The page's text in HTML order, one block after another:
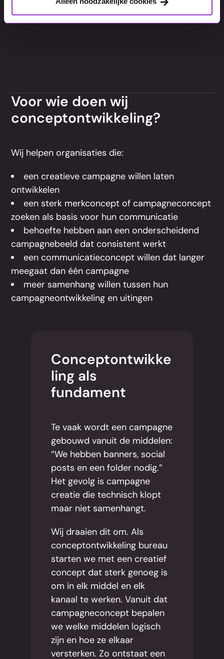
Voor wie doen wij
conceptontwikkeling?
Wij helpen organisaties die:
een creatieve campagne willen laten
ontwikkelen
een sterk merkconcept of campagneconcept
zoeken als basis voor hun communicatie
behoefte hebben aan een onderscheidend
campagnebeeld dat consistent werkt
een communicatieconcept willen dat langer
meegaat dan één campagne
meer samenhang willen tussen hun
campagneontwikkeling en uitingen
Conceptontwikke
ling als
fundament
Te vaak wordt een campagne
gebouwd vanuit de middelen:
“We hebben banners, social
posts en een folder nodig.”
Het gevolg is campagne
creatie die technisch klopt
maar niet samenhangt.
Wij draaien dit om. Als
conceptontwikkeling bureau
starten we met een creatief
concept dat sterk genoeg is
om in elk middel en elk
kanaal te werken. Vanuit dat
campagneconcept bepalen
we welke middelen logisch
zijn en hoe ze elkaar
versterken. Zo ontstaat een